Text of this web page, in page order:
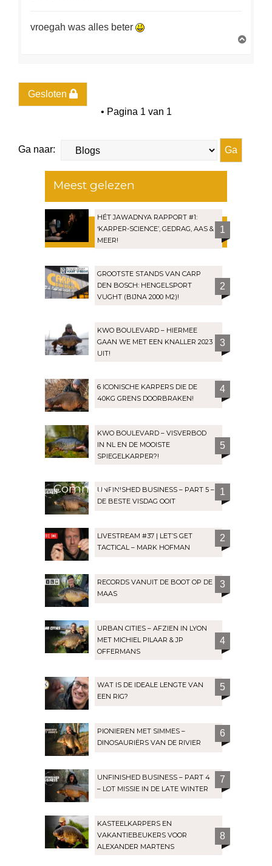
vroegah was alles beter
Gesloten
• Pagina 1 van 1
Ga naar:
Meest gelezen
HÉT JAWADNYA RAPPORT #1:
‘KARPER-SCIENCE’, GEDRAG, AAS &
MEER!
1
GROOTSTE STANDS VAN CARP
DEN BOSCH: HENGELSPORT
VUGHT (BIJNA 2000 M2)!
2
KWO BOULEVARD – HIERMEE
GAAN WE MET EEN KNALLER 2023
UIT!
3
6 ICONISCHE KARPERS DIE DE
40KG GRENS DOORBRAKEN!
4
KWO BOULEVARD – VISVERBOD
IN NL EN DE MOOISTE
SPIEGELKARPER?!
5
CommunityUNFINISHED BUSINESS – PART 5 –
DE BESTE VISDAG OOIT
1
LIVESTREAM #37 | LET’S GET
TACTICAL – MARK HOFMAN
2
RECORDS VANUIT DE BOOT OP DE
MAAS
3
URBAN CITIES – AFZIEN IN LYON
MET MICHIEL PILAAR & JP
OFFERMANS
4
WAT IS DE IDEALE LENGTE VAN
EEN RIG?
5
PIONIEREN MET SIMMES –
DINOSAURIËRS VAN DE RIVIER
6
UNFINISHED BUSINESS – PART 4
– LOT MISSIE IN DE LATE WINTER
7
KASTEELKARPERS EN
VAKANTIEBEUKERS VOOR
ALEXANDER MARTENS
8